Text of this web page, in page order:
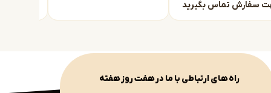
راه های ارتباطی با ما در هفت روز هفته